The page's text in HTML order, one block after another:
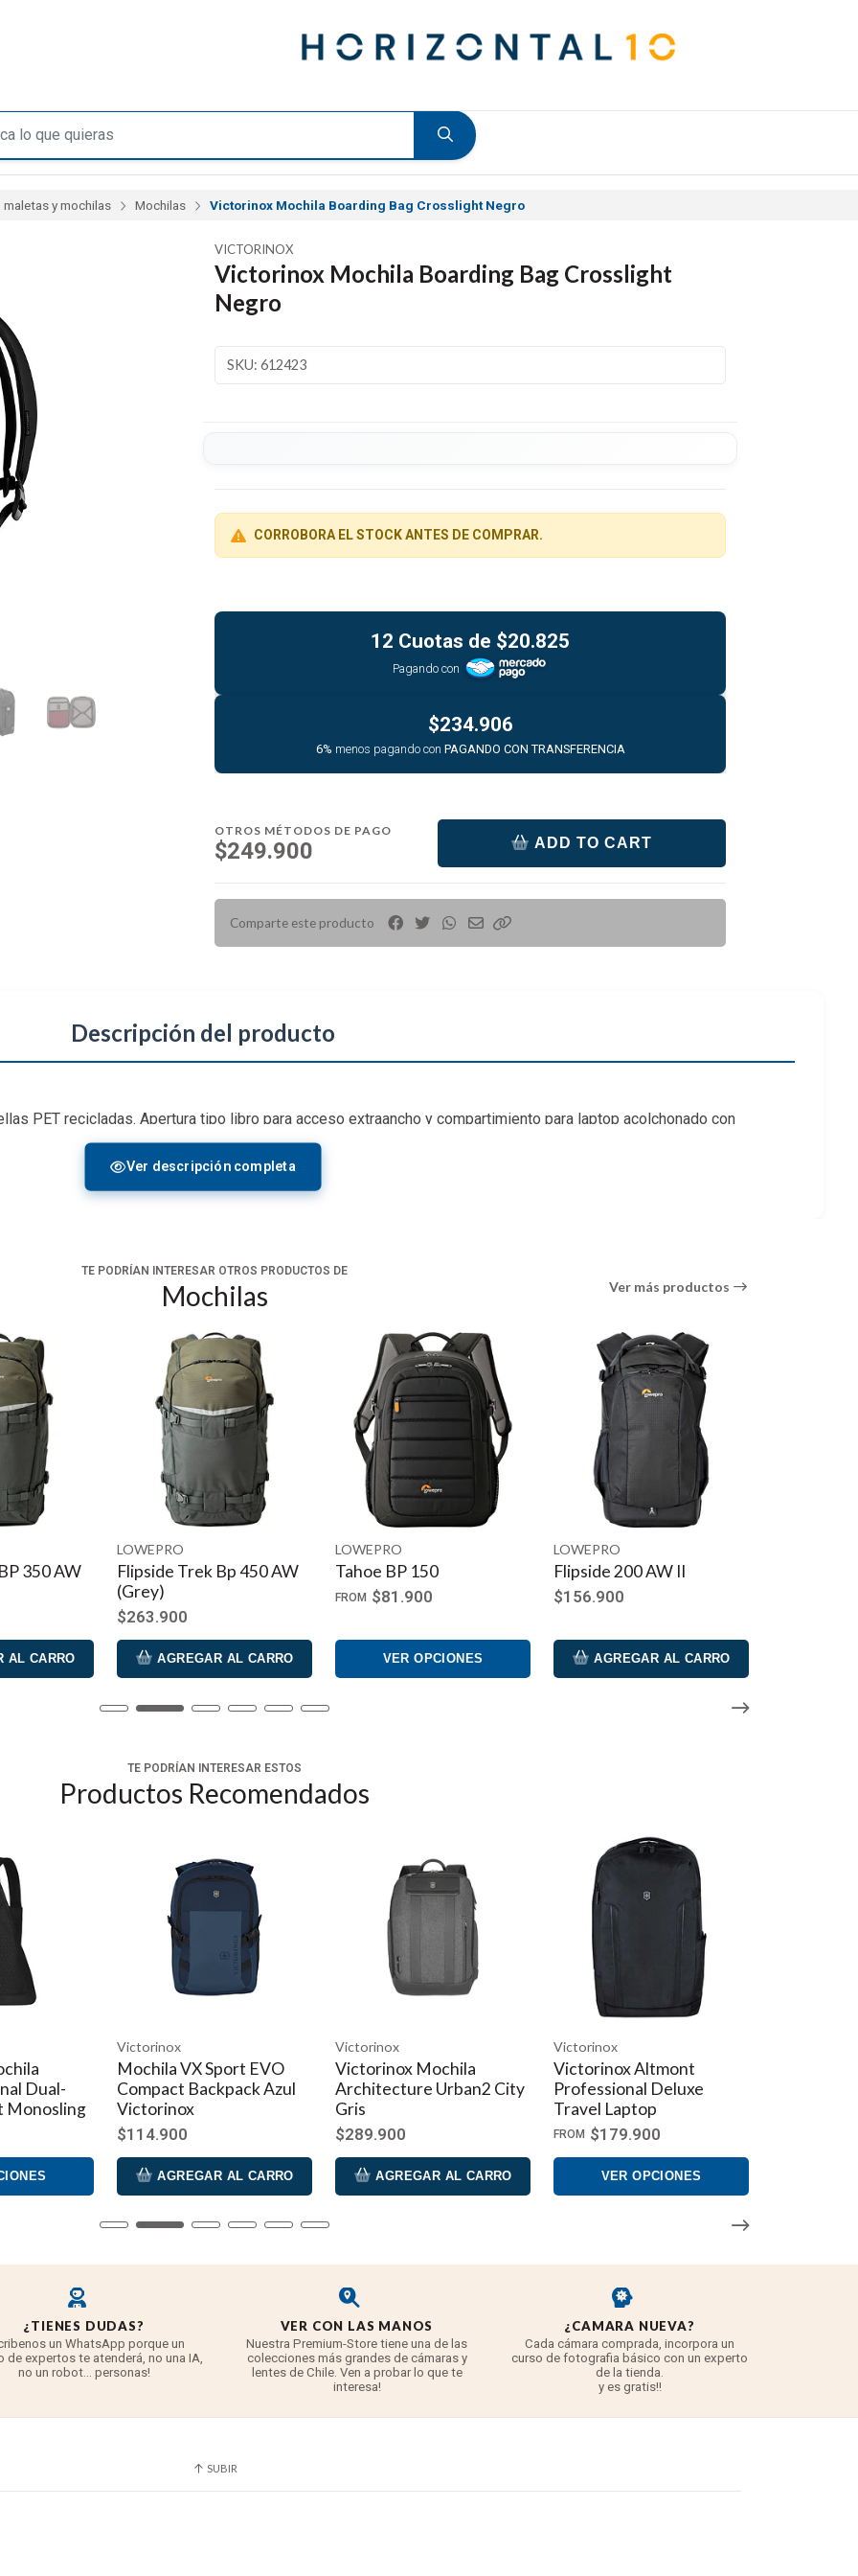
maletas y mochilas Mochilas Victorinox Mochila Boarding Bag Crosslight Negro
VICTORINOX
Victorinox Mochila Boarding Bag Crosslight
Negro
SKU: 612423
CORROBORA EL STOCK ANTES DE COMPRAR.
12 Cuotas de $20.825
Pagando con
$234.906
6% menos pagando con PAGANDO CON TRANSFERENCIA
OTROS MÉTODOS DE PAGO
$249.900 ADD TO CART
Comparte este producto
Descripción del producto
PET recicladas. Apertura tipo libro para acceso extraancho y compartimiento para laptop acolchonado con
40 cm. El sistema de expansión ofrece hasta 3 cm de espacio adicional
bolso que mantiene a mano tus dispositivos tecnológicos y más: el Crosslight Boarding Bag. Construido a partir de
versatilidad y volumen máximos gracias a un sistema de expansión integrado. Viaja inteligentemente, viaja
Ver descripción completa
TE PODRÍAN INTERESAR OTROS PRODUCTOS DE
Mochilas Ver más productos
450 AW
AL CARRO
LOWEPRO
Tahoe BP 150
FROM$81.900
VER OPCIONES
LOWEPRO
Flipside 200 AW II
$156.900
AGREGAR AL CARRO
LOWEPRO
ProTactic BP 350 AW II
$298.900
AGREGAR AL CARRO
TE PODRÍAN INTERESAR ESTOS
Productos Recomendados
Dual-
Monosling
Victorinox
Mochila VX Sport EVO
Compact Backpack Azul
Victorinox
$114.900
AGREGAR AL CARRO
Victorinox
Victorinox Mochila
Architecture Urban2 City
Gris
$289.900
AGREGAR AL CARRO
Victorinox
Victorinox Altmont
Professional Deluxe
Travel Laptop
FROM $179.900
VER OPCIONES
¿TIENES DUDAS?
un WhatsApp porque un
de expertos te atenderá, no una IA,
no un robot... personas!
VER CON LAS MANOS
Nuestra Premium-Store tiene una de las
colecciones más grandes de cámaras y
lentes de Chile. Ven a probar lo que te
interesa!
¿CAMARA NUEVA?
Cada cámara comprada, incorpora un
curso de fotografia básico con un experto
de la tienda.
y es gratis!!
SUBIR